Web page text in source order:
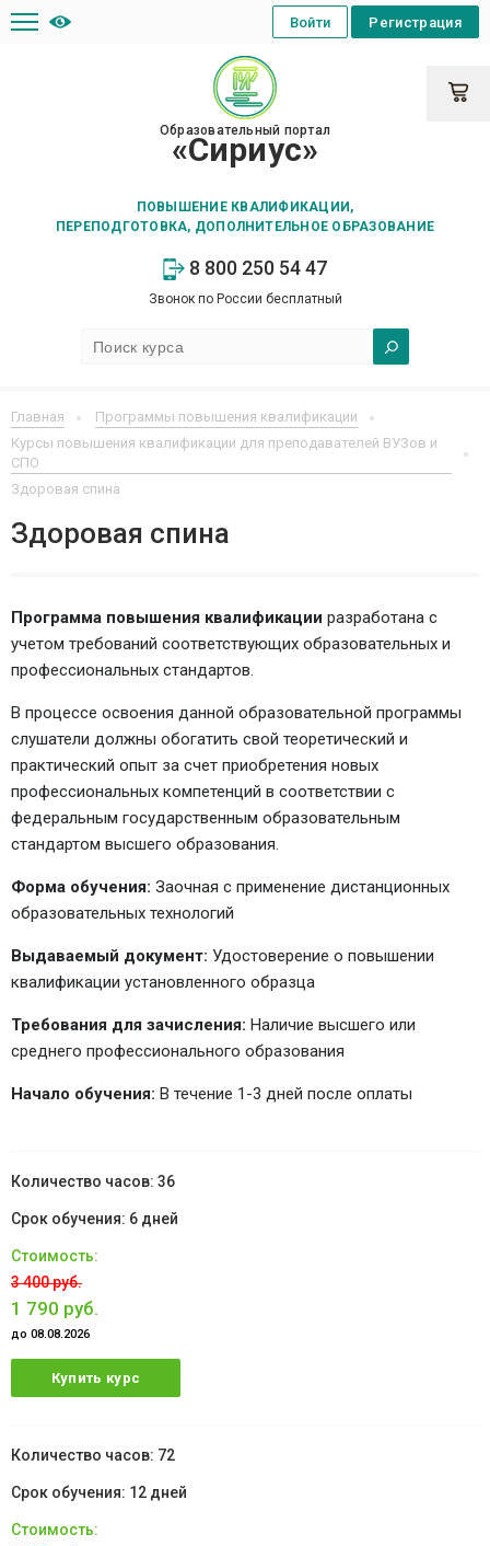
Образовательный портал
«Сириус»
ПОВЫШЕНИЕ КВАЛИФИКАЦИИ,
ПЕРЕПОДГОТОВКА, ДОПОЛНИТЕЛЬНОЕ ОБРАЗОВАНИЕ
8 800 250 54 47
Звонок по России бесплатный
Регистрация
Войти
Главная
Программы повышения квалификации
Курсы повышения квалификации для преподавателей ВУЗов и
СПО
Здоровая спина
Здоровая спина
Программа повышения квалификации разработана с
учетом требований соответствующих образовательных и
профессиональных стандартов.
В процессе освоения данной образовательной программы
слушатели должны обогатить свой теоретический и
практический опыт за счет приобретения новых
профессиональных компетенций в соответствии с
федеральным государственным образовательным
стандартом высшего образования.
Форма обучения: Заочная с применение дистанционных
образовательных технологий
Выдаваемый документ: Удостоверение о повышении
квалификации установленного образца
Требования для зачисления: Наличие высшего или
среднего профессионального образования
Начало обучения: В течение 1-3 дней после оплаты
36
6 дней
3 400 руб.
1 790 руб.
до 08.08.2026
Купить курс
72
12 дней